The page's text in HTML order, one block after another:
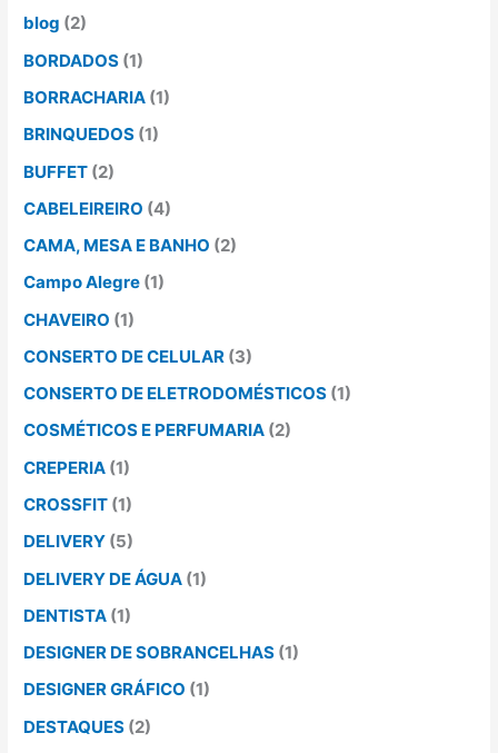
blog (2)
BORDADOS (1)
BORRACHARIA (1)
BRINQUEDOS (1)
BUFFET (2)
CABELEIREIRO (4)
CAMA, MESA E BANHO (2)
Campo Alegre (1)
CHAVEIRO (1)
CONSERTO DE CELULAR (3)
CONSERTO DE ELETRODOMÉSTICOS (1)
COSMÉTICOS E PERFUMARIA (2)
CREPERIA (1)
CROSSFIT (1)
DELIVERY (5)
DELIVERY DE ÁGUA (1)
DENTISTA (1)
DESIGNER DE SOBRANCELHAS (1)
DESIGNER GRÁFICO (1)
DESTAQUES (2)